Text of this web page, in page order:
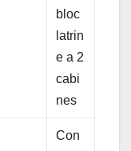
bloc
latrin
e a 2
cabi
nes
Con